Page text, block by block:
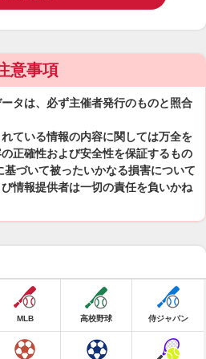
意事項
タは、必ず主催者発行のものと照合
ている情報の内容に関しては万全を
正確性および安全性を保証するもの
づいて被ったいかなる損害について
情報提供者は一切の責任を負いかね
MLB 高校野球 侍ジャパン